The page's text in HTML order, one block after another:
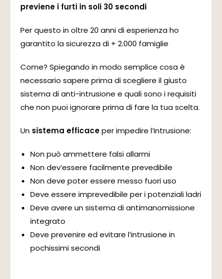
previene i furti in soli 30 secondi
Per questo in oltre 20 anni di esperienza ho
garantito la sicurezza di + 2.000 famiglie
Come? Spiegando in modo semplice cosa è
necessario sapere prima di scegliere il giusto
sistema di anti-intrusione e quali sono i requisiti
che non puoi ignorare prima di fare la tua scelta.
Un sistema efficaceper impedire l’intrusione:
Non può ammettere falsi allarmi
Non dev’essere facilmente prevedibile
Non deve poter essere messo fuori uso
Deve essere imprevedibile per i potenziali ladri
Deve avere un sistema di antimanomissione
integrato
Deve prevenire ed evitare l’intrusione in
pochissimi secondi